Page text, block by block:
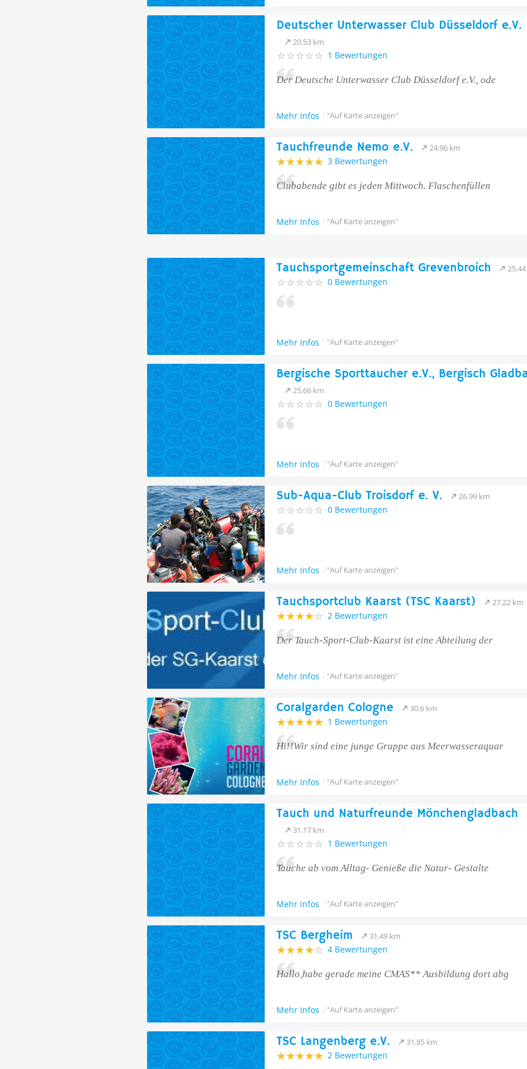
Deutscher Unterwasser Club Düsseldorf e.V.
20.53 km
1 Bewertungen
Der Deutsche Unterwasser Club Düsseldorf e.V., ode
Mehr Infos "Auf Karte anzeigen"
Tauchfreunde Nemo e.V. 24.96 km
3 Bewertungen
Clubabende gibt es jeden Mittwoch. Flaschenfüllen
Mehr Infos "Auf Karte anzeigen"
Tauchsportgemeinschaft Grevenbroich
0 Bewertungen
Mehr Infos "Auf Karte anzeigen"
Bergische Sporttaucher e.V., Bergisch
25.66 km
0 Bewertungen
Mehr Infos "Auf Karte anzeigen"
Sub-Aqua-Club Troisdorf e. V. 26.99 km
0 Bewertungen
Mehr Infos "Auf Karte anzeigen"
Tauchsportclub Kaarst (TSC Kaarst) 27.22 km
2 Bewertungen
Der Tauch-Sport-Club-Kaarst ist eine Abteilung der
Mehr Infos "Auf Karte anzeigen"
Coralgarden Cologne 30.6 km
1 Bewertungen
Hi!!Wir sind eine junge Gruppe aus Meerwasseraquar
Mehr Infos "Auf Karte anzeigen"
Tauch und Naturfreunde Mönchengladbach
31.17 km
1 Bewertungen
Tauche ab vom Alltag- Genieße die Natur- Gestalte
Mehr Infos "Auf Karte anzeigen"
TSC Bergheim 31.49 km
4 Bewertungen
Hallo,habe gerade meine CMAS** Ausbildung dort abg
Mehr Infos "Auf Karte anzeigen"
TSC Langenberg e.V. 31.85 km
2 Bewertungen